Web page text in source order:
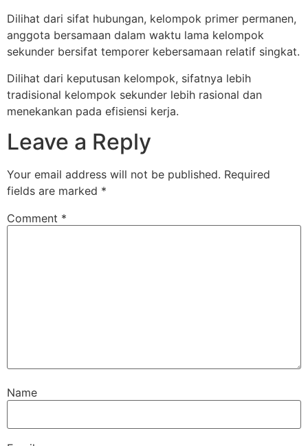
Dilihat dari sifat hubungan, kelompok primer permanen,
anggota bersamaan dalam waktu lama kelompok
sekunder bersifat temporer kebersamaan relatif singkat.
Dilihat dari keputusan kelompok, sifatnya lebih
tradisional kelompok sekunder lebih rasional dan
menekankan pada efisiensi kerja.
Leave a Reply
Your email address will not be published. Required
fields are marked *
Comment *
Name